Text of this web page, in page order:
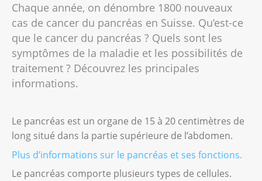
Chaque année, on dénombre 1800 nouveaux
cas de cancer du pancréas en Suisse. Qu’est-ce
que le cancer du pancréas ? Quels sont les
symptômes de la maladie et les possibilités de
traitement ? Découvrez les principales
informations.
Le pancréas est un organe de 15 à 20 centimètres de
long situé dans la partie supérieure de l’abdomen.
Plus d’informations sur le pancréas et ses fonctions.
Le pancréas comporte plusieurs types de cellules.